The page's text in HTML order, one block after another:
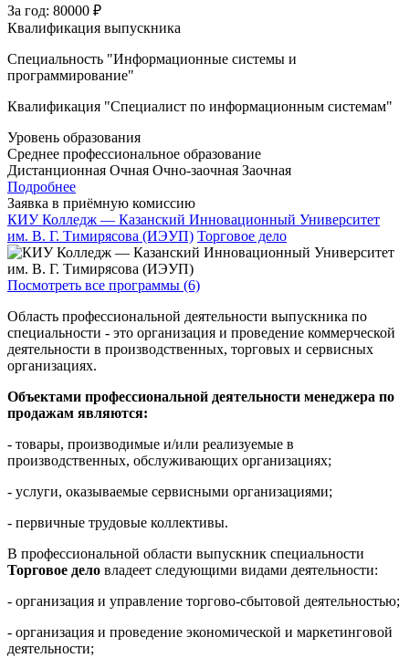
За год: 80000 ₽
Квалификация выпускника
Специальность "Информационные системы и
программирование"
Квалификация "Специалист по информационным системам"
Уровень образования
Среднее профессиональное образование
Дистанционная Очная Очно-заочная Заочная
Подробнее
Заявка в приёмную комиссию
КИУ Колледж — Казанский Инновационный Университет
им. В. Г. Тимирясова (ИЭУП) Торговое дело
Посмотреть все программы (6)
Область профессиональной деятельности выпускника по
специальности - это организация и проведение коммерческой
деятельности в производственных, торговых и сервисных
организациях.
Объектами профессиональной деятельности менеджера по
продажам являются:
- товары, производимые и/или реализуемые в
производственных, обслуживающих организациях;
- услуги, оказываемые сервисными организациями;
- первичные трудовые коллективы.
В профессиональной области выпускник специальности
Торговое дело владеет следующими видами деятельности:
- организация и управление торгово-сбытовой деятельностью;
- организация и проведение экономической и маркетинговой
деятельности;